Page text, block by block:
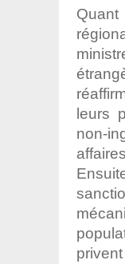
leurs
non-